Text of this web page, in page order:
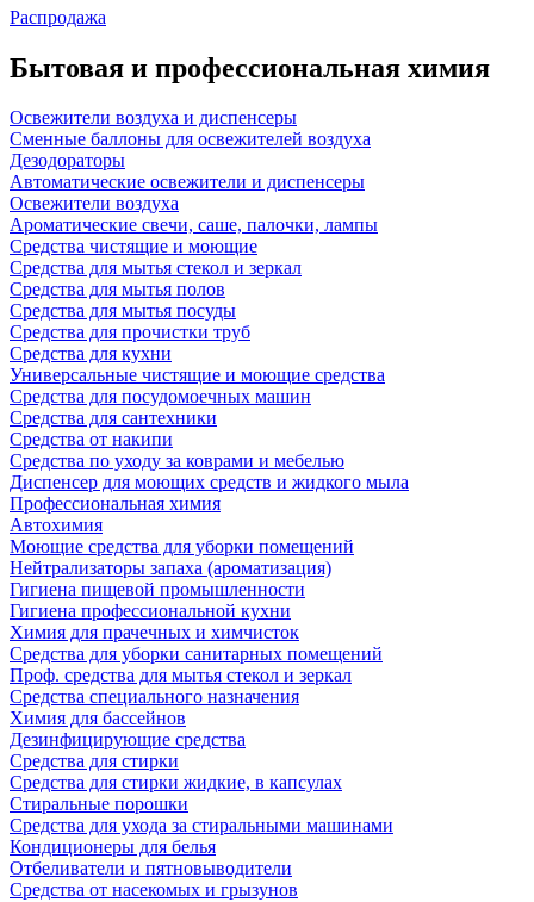
Распродажа
Бытовая и профессиональная химия
Освежители воздуха и диспенсеры
Сменные баллоны для освежителей воздуха
Дезодораторы
Автоматические освежители и диспенсеры
Освежители воздуха
Ароматические свечи, саше, палочки, лампы
Средства чистящие и моющие
Средства для мытья стекол и зеркал
Средства для мытья полов
Средства для мытья посуды
Средства для прочистки труб
Средства для кухни
Универсальные чистящие и моющие средства
Средства для посудомоечных машин
Средства для сантехники
Средства от накипи
Средства по уходу за коврами и мебелью
Диспенсер для моющих средств и жидкого мыла
Профессиональная химия
Автохимия
Моющие средства для уборки помещений
Нейтрализаторы запаха (ароматизация)
Гигиена пищевой промышленности
Гигиена профессиональной кухни
Химия для прачечных и химчисток
Средства для уборки санитарных помещений
Проф. средства для мытья стекол и зеркал
Средства специального назначения
Химия для бассейнов
Дезинфицирующие средства
Средства для стирки
Средства для стирки жидкие, в капсулах
Стиральные порошки
Средства для ухода за стиральными машинами
Кондиционеры для белья
Отбеливатели и пятновыводители
Средства от насекомых и грызунов